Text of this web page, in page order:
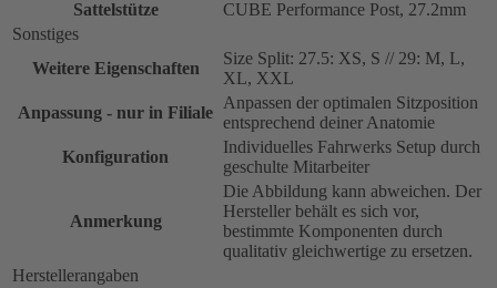
Sattelstütze
CUBE Performance Post, 27.2mm
Sonstiges
Weitere Eigenschaften
Size Split: 27.5: XS, S // 29: M, L,
XL, XXL
Anpassung - nur in Filiale
Anpassen der optimalen Sitzposition
entsprechend deiner Anatomie
Konfiguration
Individuelles Fahrwerks Setup durch
geschulte Mitarbeiter
Anmerkung
Die Abbildung kann abweichen. Der
Hersteller behält es sich vor,
bestimmte Komponenten durch
qualitativ gleichwertige zu ersetzen.
Herstellerangaben